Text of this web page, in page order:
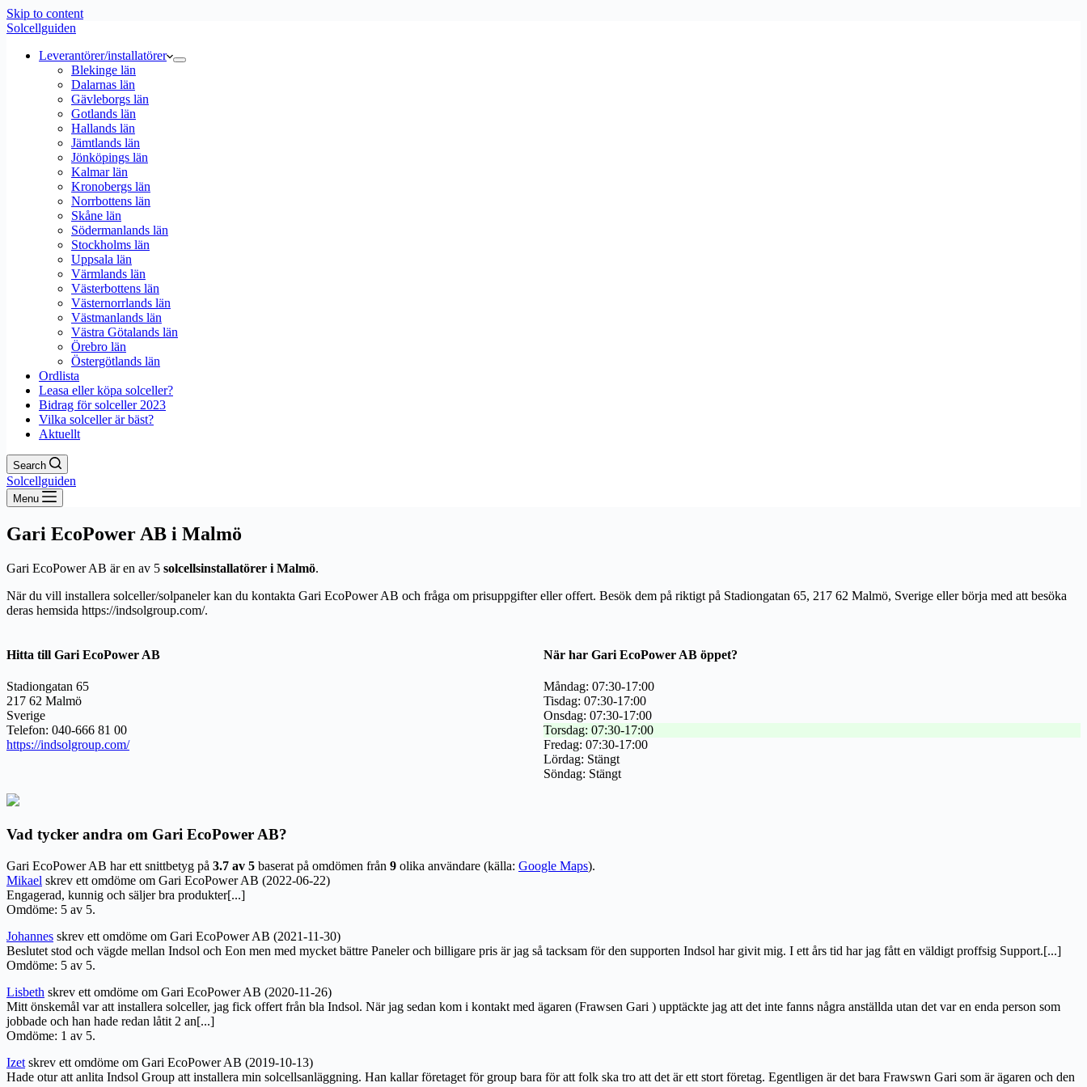
Skip to content
Solcellguiden
Leverantörer/installatörer
Blekinge län
Dalarnas län
Gävleborgs län
Gotlands län
Hallands län
Jämtlands län
Jönköpings län
Kalmar län
Kronobergs län
Norrbottens län
Skåne län
Södermanlands län
Stockholms län
Uppsala län
Värmlands län
Västerbottens län
Västernorrlands län
Västmanlands län
Västra Götalands län
Örebro län
Östergötlands län
Ordlista
Leasa eller köpa solceller?
Bidrag för solceller 2023
Vilka solceller är bäst?
Aktuellt
Search
Solcellguiden
Menu
Gari EcoPower AB i Malmö
Gari EcoPower AB är en av 5 solcellsinstallatörer i Malmö.
När du vill installera solceller/solpaneler kan du kontakta Gari EcoPower AB och fråga om prisuppgifter eller offert. Besök dem på riktigt på Stadiongatan 65, 217 62 Malmö, Sverige eller börja med att besöka
deras hemsida https://indsolgroup.com/.
Hitta till Gari EcoPower AB
Stadiongatan 65
217 62 Malmö
Sverige
Telefon: 040-666 81 00
https://indsolgroup.com/
När har Gari EcoPower AB öppet?
Måndag: 07:30-17:00
Tisdag: 07:30-17:00
Onsdag: 07:30-17:00
Torsdag: 07:30-17:00
Fredag: 07:30-17:00
Lördag: Stängt
Söndag: Stängt
Vad tycker andra om Gari EcoPower AB?
Gari EcoPower AB har ett snittbetyg på 3.7 av 5 baserat på omdömen från 9 olika användare (källa: Google Maps).
Mikael skrev ett omdöme om Gari EcoPower AB (2022-06-22)
Engagerad, kunnig och säljer bra produkter[...]
Omdöme: 5 av 5.
Johannes skrev ett omdöme om Gari EcoPower AB (2021-11-30)
Beslutet stod och vägde mellan Indsol och Eon men med mycket bättre Paneler och billigare pris är jag så tacksam för den supporten Indsol har givit mig. I ett års tid har jag fått en väldigt proffsig Support.[...]
Omdöme: 5 av 5.
Lisbeth skrev ett omdöme om Gari EcoPower AB (2020-11-26)
Mitt önskemål var att installera solceller, jag fick offert från bla Indsol. När jag sedan kom i kontakt med ägaren (Frawsen Gari ) upptäckte jag att det inte fanns några anställda utan det var en enda person som
jobbade och han hade redan låtit 2 an[...]
Omdöme: 1 av 5.
Izet skrev ett omdöme om Gari EcoPower AB (2019-10-13)
Hade otur att anlita Indsol Group att installera min solcellsanläggning. Han kallar företaget för group bara för att folk ska tro att det är ett stort företag. Egentligen är det bara Frawswn Gari som är ägaren och den